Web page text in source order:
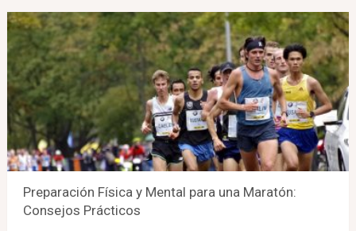
Preparación Física y Mental para una Maratón:
Consejos Prácticos